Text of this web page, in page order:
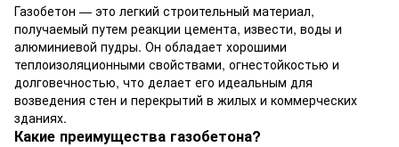
Газобетон — это легкий строительный материал,
получаемый путем реакции цемента, извести, воды и
алюминиевой пудры. Он обладает хорошими
теплоизоляционными свойствами, огнестойкостью и
долговечностью, что делает его идеальным для
возведения стен и перекрытий в жилых и коммерческих
зданиях.
Какие преимущества газобетона?